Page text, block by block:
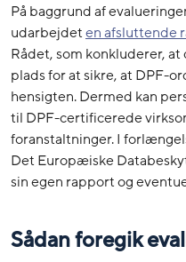
På baggrund af
udarbejdeten afsluttende
Rådet, som konkluderer,
plads for at sikre, at DPF-
hensigten. Dermed kan
til DPF-certificerede
foranstaltninger. I
Det Europæiske
sin egen rapport og
Sådan foregik